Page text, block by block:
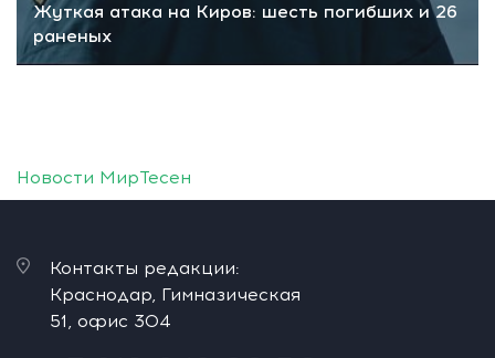
Жуткая атака на Киров: шесть погибших и 26
раненых
Новости МирТесен
Контакты редакции:
Краснодар, Гимназическая
51, офис 304